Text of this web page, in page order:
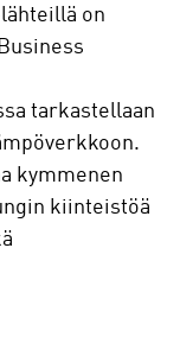
on
tarkastellaan
kymmenen
kiinteistöä